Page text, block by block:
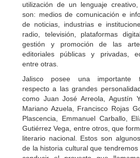
utilización de un lenguaje
son: medios de comunicación e
de noticias, industrias e
radio, televisión, plataformas
gestión y promoción de las
editoriales públicas y privadas,
entre otras.
Jalisco posee una importante
respecto a las grandes
como Juan José Arreola, Agustín
Mariano Azuela, Francisco Rojas
Plascencia, Emmanuel Carballo,
Gutiérrez Vega, entre otros, que
literario nacional. Estos son
de la historia cultural que